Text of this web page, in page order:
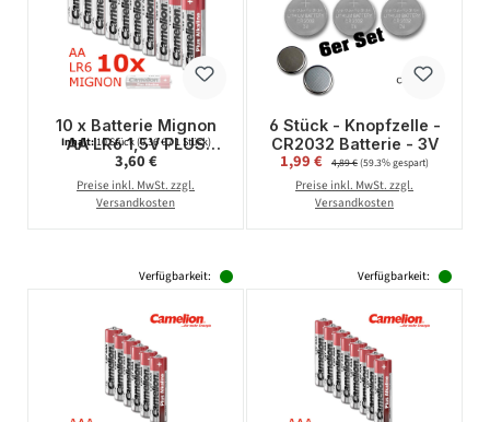
10 x Batterie Mignon
AA LR6 1,5V PLUS
Alkaline - Leistung auf
Dauer - CAMELION
Inhalt:10 Stück(0,36 € / 1 Stück)
Regulärer Preis:
3,60 €
Preise inkl. MwSt. zzgl.
Versandkosten
6 Stück - Knopfzelle -
CR2032 Batterie - 3V
Verkaufspreis:
1,99 € Regulärer Preis:
4,89 €(59.3% gespart)
Preise inkl. MwSt. zzgl.
Versandkosten
Verfügbarkeit: Verfügbarkeit: